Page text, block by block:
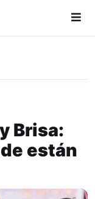
Brisa:
están